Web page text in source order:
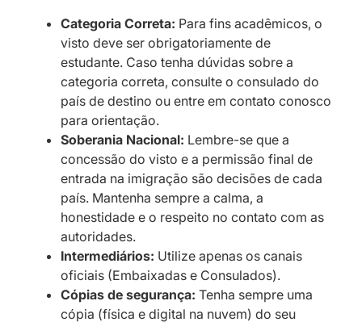
Categoria Correta: Para fins acadêmicos, o
visto deve ser obrigatoriamente de
estudante. Caso tenha dúvidas sobre a
categoria correta, consulte o consulado do
país de destino ou entre em contato conosco
para orientação.
Soberania Nacional: Lembre-se que a
concessão do visto e a permissão final de
entrada na imigração são decisões de cada
país. Mantenha sempre a calma, a
honestidade e o respeito no contato com as
autoridades.
Intermediários: Utilize apenas os canais
oficiais (Embaixadas e Consulados).
Cópias de segurança: Tenha sempre uma
cópia (física e digital na nuvem) do seu